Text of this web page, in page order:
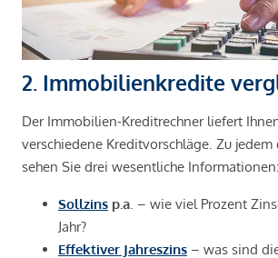
2. Immobilienkredite
Der Immobilien-Kreditrechner liefert
verschiedene Kreditvorschläge. Zu jedem
sehen Sie drei wesentliche Informationen:
Sollzins p.a . – wie viel Prozent
Jahr?
Effektiver Jahreszins – was sind